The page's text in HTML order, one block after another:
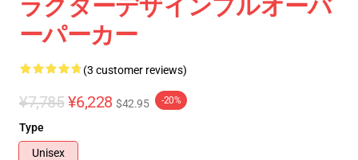
ラクターデザインプルオーバ
ーパーカー
(3 customer reviews)
¥7,785 ¥6,228 $42.95 -20%
Type
Unisex